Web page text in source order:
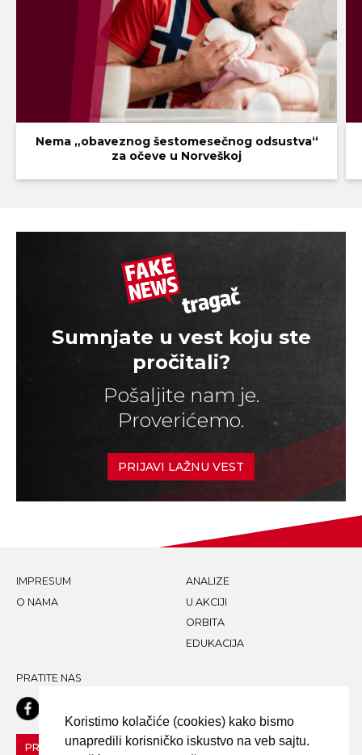
Nema „obaveznog šestomesečnog odsustva“
za očeve u Norveškoj
Sumnjate u vest koju ste
pročitali?
Pošaljite nam je.
Proverićemo.
PRIJAVI LAŽNU VEST
IMPRESUM
O NAMA
ANALIZE
U AKCIJI
ORBITA
EDUKACIJA
PRATITE NAS
PRIJAVI LAŽNU VEST!
Koristimo kolačiće (cookies) kako bismo
unapredili korisničko iskustvo na veb sajtu.